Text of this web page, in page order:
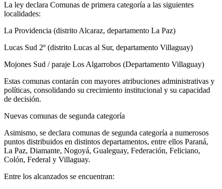
La ley declara Comunas de primera categoría a las siguientes
localidades:
La Providencia (distrito Alcaraz, departamento La Paz)
Lucas Sud 2º (distrito Lucas al Sur, departamento Villaguay)
Mojones Sud / paraje Los Algarrobos (Departamento Villaguay)
Estas comunas contarán con mayores atribuciones administrativas y
políticas, consolidando su crecimiento institucional y su capacidad
de decisión.
Nuevas comunas de segunda categoría
Asimismo, se declara comunas de segunda categoría a numerosos
puntos distribuidos en distintos departamentos, entre ellos Paraná,
La Paz, Diamante, Nogoyá, Gualeguay, Federación, Feliciano,
Colón, Federal y Villaguay.
Entre los alcanzados se encuentran: